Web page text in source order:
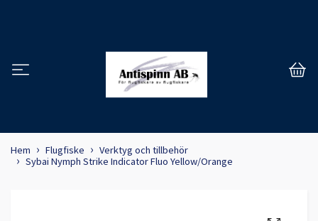
Hem Flugfiske
Verktyg och tillbehör
Sybai Nymph Strike Indicator Fluo Yellow/Orange